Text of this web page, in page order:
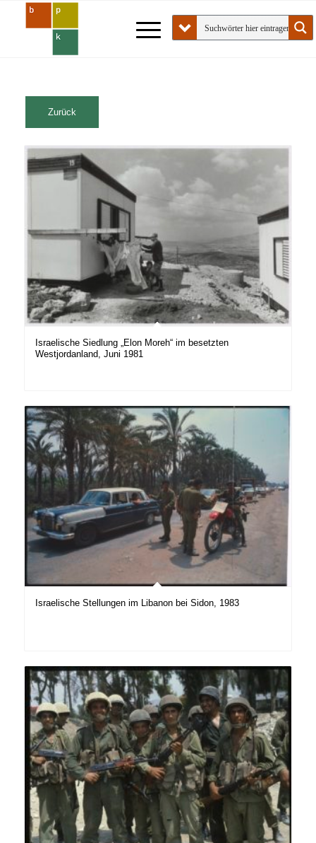
Israelische Siedlung „Elon Moreh“ im besetzten
Westjordanland, Juni 1981
Israelische Stellungen im Libanon bei Sidon, 1983